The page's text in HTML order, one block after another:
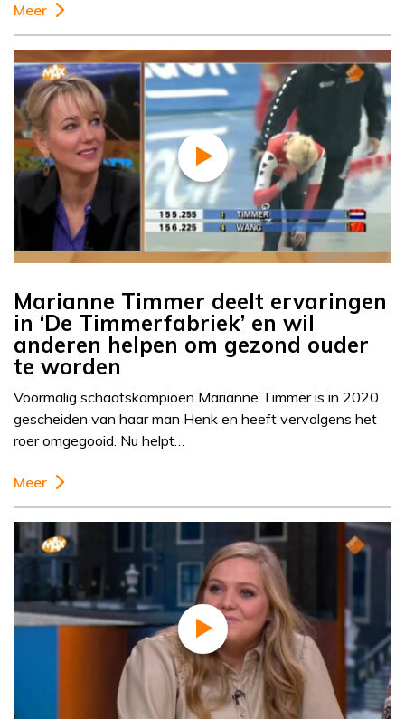
Meer
Marianne Timmer deelt ervaringen
in ‘De Timmerfabriek’ en wil
anderen helpen om gezond ouder
te worden
Voormalig schaatskampioen Marianne Timmer is in 2020
gescheiden van haar man Henk en heeft vervolgens het
roer omgegooid. Nu helpt…
Meer